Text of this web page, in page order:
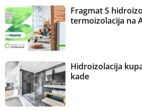
Fragmat S
termoizolacija na
Hidroizolacija
kade